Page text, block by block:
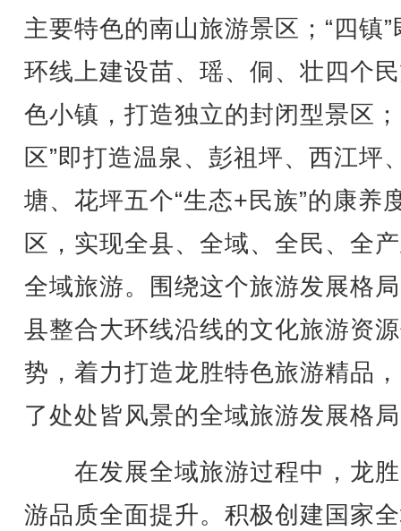
主要特色的南山旅游景区；“四镇”
环线上建设苗、瑶、侗、壮四个
色小镇，打造独立的封闭型景区
区”即打造温泉、彭祖坪、西江坪
塘、花坪五个“生态+民族”的康养
区，实现全县、全域、全民、全
全域旅游。围绕这个旅游发展格
县整合大环线沿线的文化旅游资
势，着力打造龙胜特色旅游精品
了处处皆风景的全域旅游发展格
在发展全域旅游过程中，龙
游品质全面提升。积极创建国家